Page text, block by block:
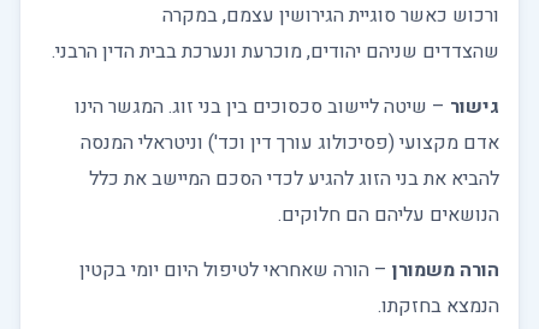
ורכוש כאשר סוגיית הגירושין עצמם, במקרה
שהצדדים שניהם יהודים, מוכרעת ונערכת בבית הדין הרבני.
גישור – שיטה ליישוב סכסוכים בין בני זוג. המגשר הינו
אדם מקצועי (פסיכולוג עורך דין וכד') וניטראלי המנסה
להביא את בני הזוג להגיע לכדי הסכם המיישב את כלל
הנושאים עליהם הם חלוקים.
הורה משמורן – הורה שאחראי לטיפול היום יומי בקטין
הנמצא בחזקתו.